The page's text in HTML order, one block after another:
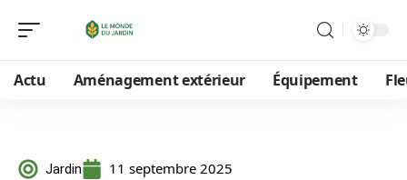
Actu Aménagement extérieur Équipement
Jardin 11 septembre 2025